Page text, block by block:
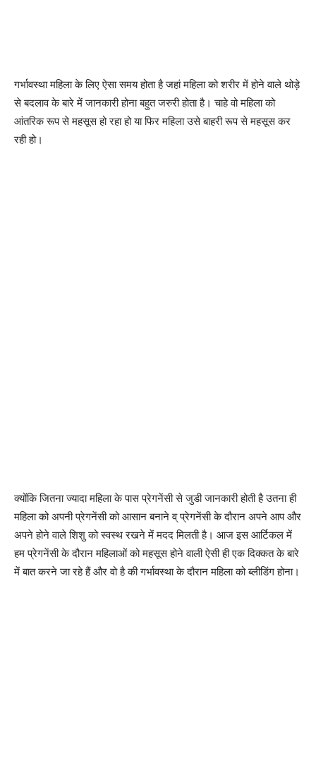
गर्भावस्था महिला के लिए ऐसा समय होता है जहां महिला को शरीर में होने वाले थोड़े
से बदलाव के बारे में जानकारी होना बहुत जरुरी होता है। चाहे वो महिला को
आंतरिक रूप से महसूस हो रहा हो या फिर महिला उसे बाहरी रूप से महसूस कर
रही हो।
क्योंकि जितना ज्यादा महिला के पास प्रेगनेंसी से जुडी जानकारी होती है उतना ही
महिला को अपनी प्रेगनेंसी को आसान बनाने व् प्रेगनेंसी के दौरान अपने आप और
अपने होने वाले शिशु को स्वस्थ रखने में मदद मिलती है। आज इस आर्टिकल में
हम प्रेगनेंसी के दौरान महिलाओं को महसूस होने वाली ऐसी ही एक दिक्कत के बारे
में बात करने जा रहे हैं और वो है की गर्भावस्था के दौरान महिला को ब्लीडिंग होना।